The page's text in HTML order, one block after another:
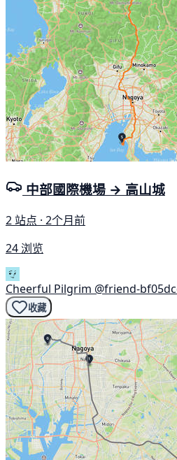
中部國際機場 → 高山城
2 站点 · 2个月前
24 浏览
Cheerful Pilgrim @friend-
收藏